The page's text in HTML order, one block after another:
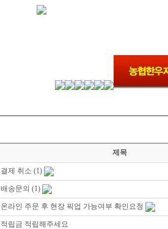
제목
결제 취소 (1)
배송문의 (1)
온라인 주문 후 현장 픽업 가능여부 확인요청
적립금 적립해주세요